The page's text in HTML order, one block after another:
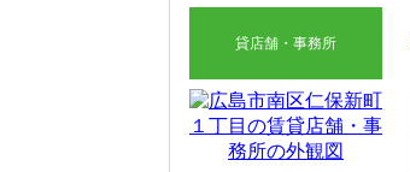
貸店舗・事務所